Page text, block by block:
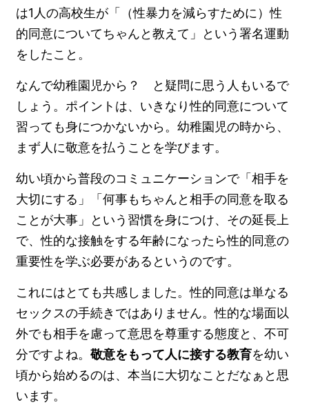
は1人の高校生が「（性暴力を減らすために）性
的同意についてちゃんと教えて」という署名運動
をしたこと。
なんで幼稚園児から？ と疑問に思う人もいるで
しょう。ポイントは、いきなり性的同意について
習っても身につかないから。幼稚園児の時から、
まず人に敬意を払うことを学びます。
幼い頃から普段のコミュニケーションで「相手を
大切にする」「何事もちゃんと相手の同意を取る
ことが大事」という習慣を身につけ、その延長上
で、性的な接触をする年齢になったら性的同意の
重要性を学ぶ必要があるというのです。
これにはとても共感しました。性的同意は単なる
セックスの手続きではありません。性的な場面以
外でも相手を慮って意思を尊重する態度と、不可
分ですよね。敬意をもって人に接する教育を幼い
頃から始めるのは、本当に大切なことだなぁと思
います。